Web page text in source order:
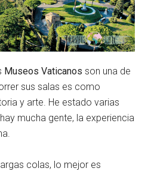
Museos Vaticanos son una de
sus salas es como
y arte. He estado varias
mucha gente, la experiencia
colas, lo mejor es